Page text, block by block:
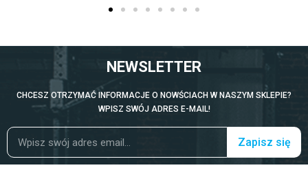
NEWSLETTER
CHCESZ OTRZYMAĆ INFORMACJE O NOWŚCIACH W NASZYM SKLEPIE?
WPISZ SWÓJ ADRES E-MAIL!
Zapisz się